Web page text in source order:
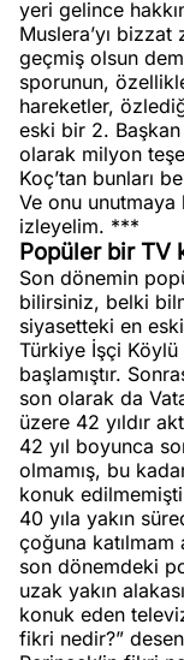
yeri gelince
Muslera’yı
geçmiş olsun
sporunun,
hareketler,
eski bir 2.
olarak milyon
Koç’tan bunları
Ve onu unutmaya
izleyelim. ***
Popüler bir TV
Son dönemin
bilirsiniz, belki
siyasetteki en
Türkiye İşçi Köylü
başlamıştır.
son olarak da
üzere 42 yıldır
42 yıl boyunca
olmamış, bu
konuk
40 yıla yakın
çoğuna katılmam
son dönemdeki
uzak yakın
konuk eden
fikri nedir?”